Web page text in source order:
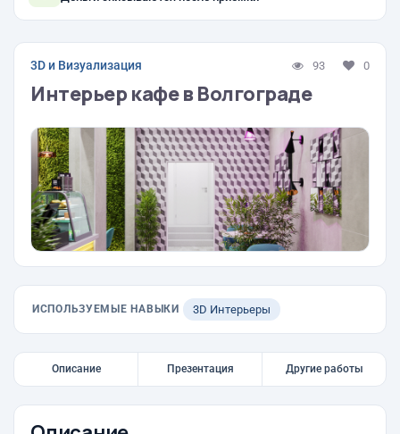
3D и Визуализация 93 0
Интерьер кафе в Волгограде
ИСПОЛЬЗУЕМЫЕ НАВЫКИ 3D Интерьеры
Описание Презентация Другие работы